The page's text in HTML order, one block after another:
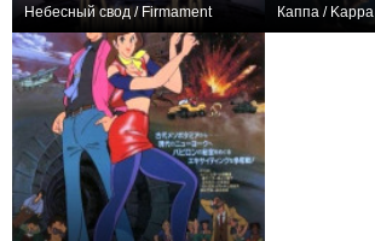
Небесный свод / Firmament Каппа / Kappa